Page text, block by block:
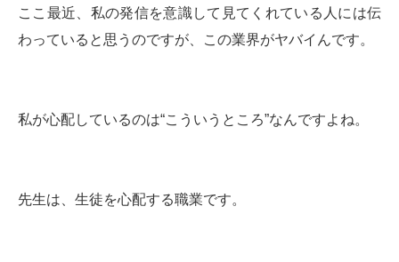
ここ最近、私の発信を意識して見てくれている人には伝
わっていると思うのですが、この業界がヤバイんです。
私が心配しているのは“こういうところ”なんですよね。
先生は、生徒を心配する職業です。